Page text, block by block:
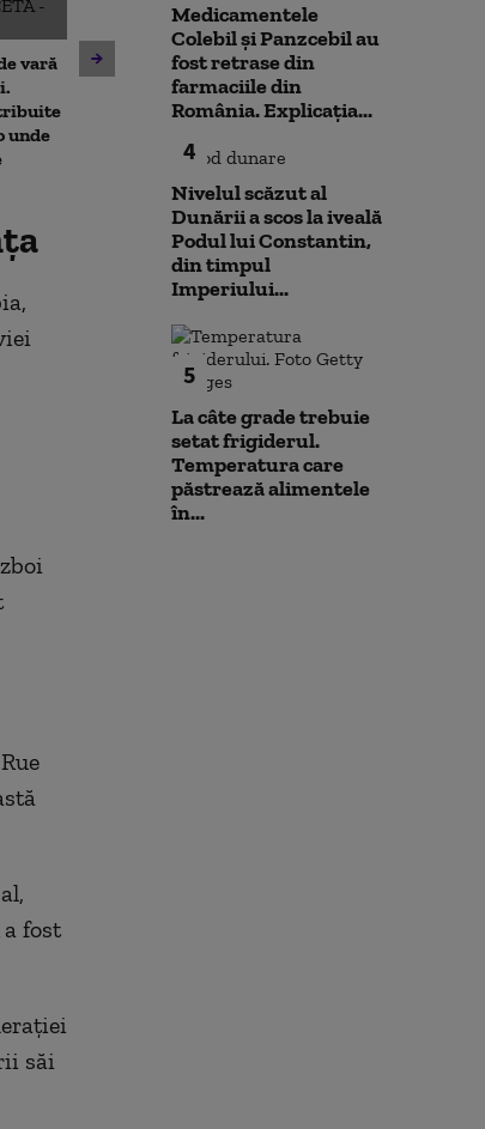
vară
unde
Nicușor Dan spune, din nou,
că România își asumă
obiectivul trecerii la
de durată care trebuie
prioritizat”
prezintă
fost
săi
Medicamentele
Colebil și Panzcebil au
fost retrase din
farmaciile din
România. Explicația...
4
Nivelul scăzut al
Dunării a scos la iveală
Podul lui Constantin,
din timpul
Imperiului...
5
La câte grade trebuie
setat frigiderul.
Temperatura care
păstrează alimentele
în...